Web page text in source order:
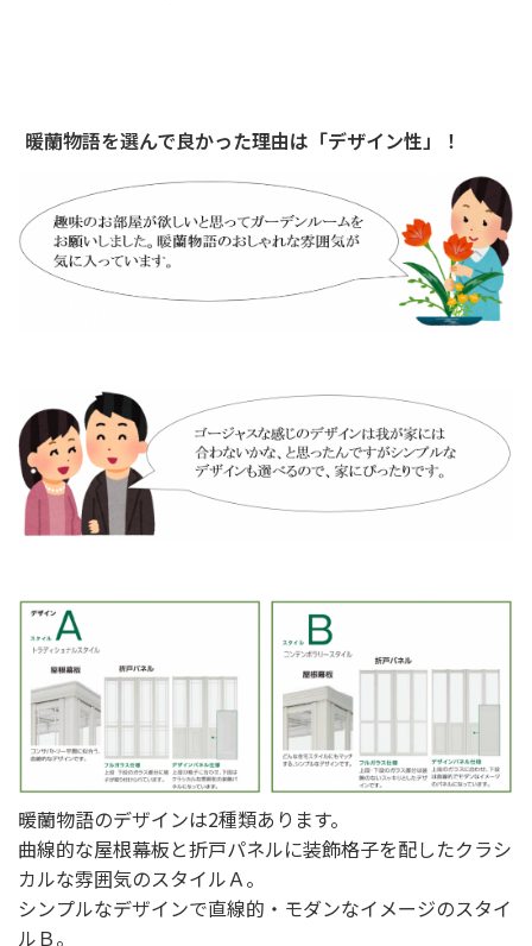
選ばれる理由
新着情報
暖蘭物語を選んで良かった理由は「デザイン性」！
暖蘭物語のデザインは2種類あります。
曲線的な屋根幕板と折戸パネルに装飾格子を配したクラシ
カルな雰囲気のスタイルＡ。
シンプルなデザインで直線的・モダンなイメージのスタイ
ルＢ。